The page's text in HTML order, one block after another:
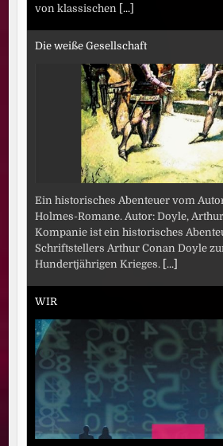
von klassischen [...]
Die weiße Gesellschaft
Ein historisches Abenteuer vom
Holmes-Romane. Autor: Doyle,
Kompanie ist ein historisches
Schriftstellers Arthur Conan Doyle
Hundertjährigen Krieges. [...]
WIR